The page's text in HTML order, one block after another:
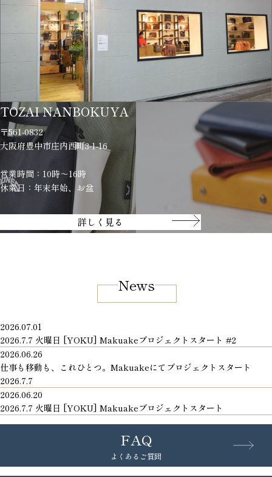
TOZAI NANBOKUYA
〒561-0832
大阪府豊中市庄内西町3-1-16
営業時間：10時～16時
休業日：年末年始、お盆
詳しく見る
News
2026.07.01
2026.7.7 火曜日 [YOKU] Makuakeプロジェクトスタート #2
2026.06.26
仕事も移動も、これひとつ。Makuakeにてプロジェクトスタート
2026.7.7
2026.06.20
2026.7.7 火曜日 [YOKU] Makuakeプロジェクトスタート
FAQ
よくあるご質問